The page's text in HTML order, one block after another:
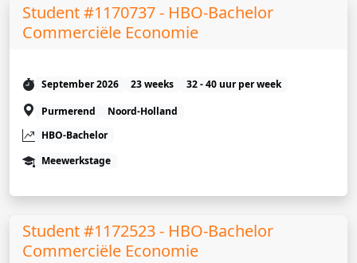
Student #1170737 - HBO-Bachelor
Commerciële Economie
September 2026 23 weeks
32 - 40 uur per week
Purmerend
Noord-Holland
HBO-Bachelor
Meewerkstage
Student #1172523 - HBO-Bachelor
Commerciële Economie